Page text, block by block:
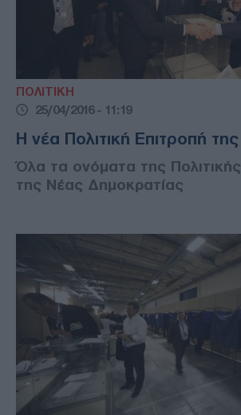
ΠΟΛΙΤΙΚΗ
25/04/2016 - 11:19
Η νέα Πολιτική Επιτροπή
Όλα τα ονόματα της
της Νέας Δημοκρατίας